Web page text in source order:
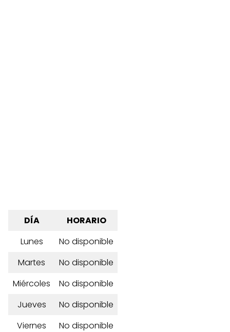
DÍA
HORARIO
Lunes
No disponible
Martes
No disponible
Miércoles
No disponible
Jueves
No disponible
Viernes
No disponible